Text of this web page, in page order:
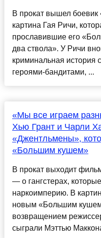
В прокат вышел
картина Гая Ричи,
прославившие его
два ствола». У Ричи
криминальная история
героями-бандитами, ...
«Мы все играем
Хью Грант и Чарли
«Джентльмены»,
«Большим кушем»
В прокат выходит
— о гангстерах,
наркоимперию. В
новым «Большим
возвращением
сыграли Мэттью